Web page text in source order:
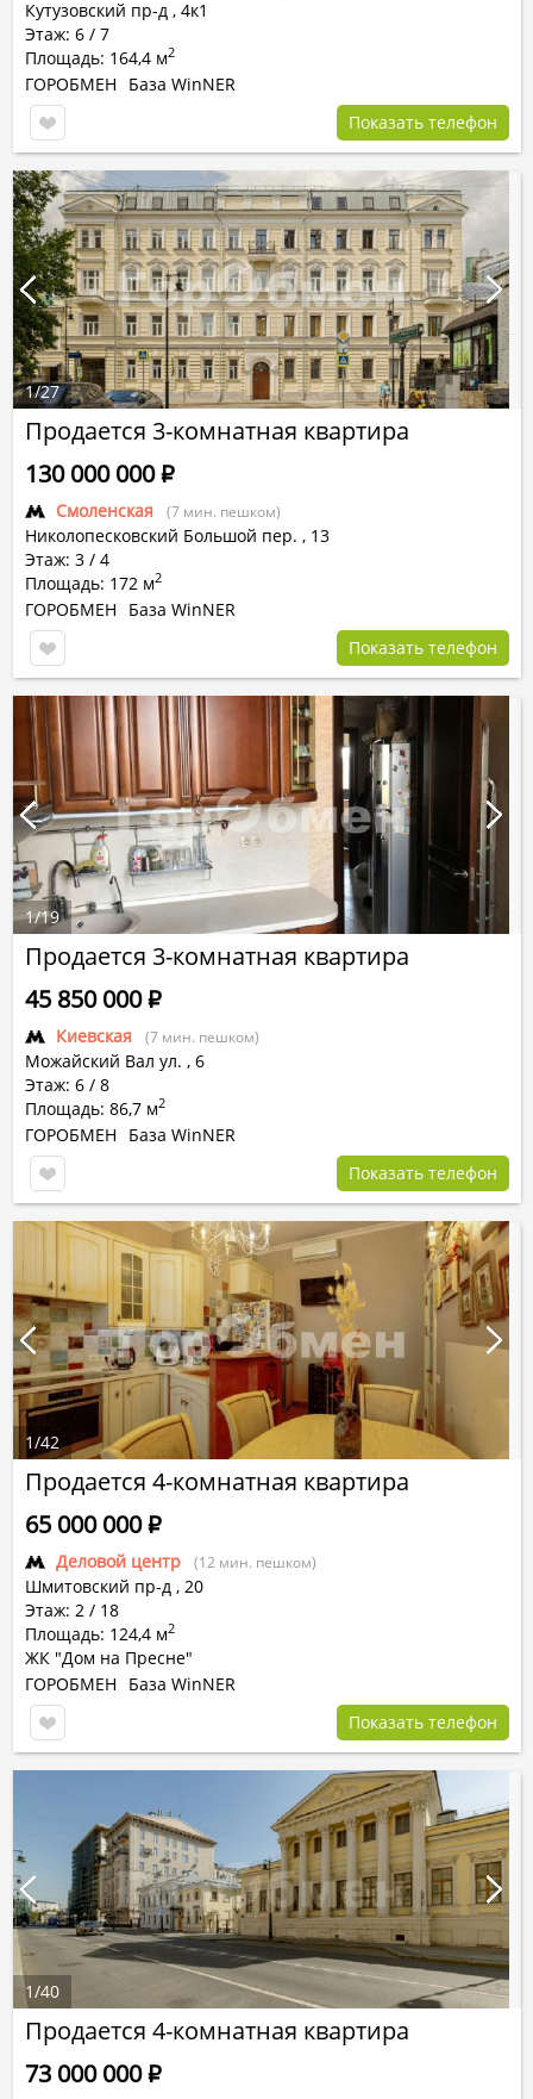
Кутузовский пр-д , 4к1
Этаж: 6 / 7
Площадь: 164,4 м2
ГОРОБМЕН
База WinNER
Показать телефон
Продается 3-комнатная квартира
Смоленская (7 мин. пешком)
Николопесковский Большой пер. , 13
Этаж: 3 / 4
Площадь: 172 м2
130 000 000Р
ГОРОБМЕН
База WinNER
Показать телефон
1/27
Продается 3-комнатная квартира
Киевская (7 мин. пешком)
Можайский Вал ул. , 6
Этаж: 6 / 8
Площадь: 86,7 м2
45 850 000Р
ГОРОБМЕН
База WinNER
Показать телефон
1/19
Продается 4-комнатная квартира
Деловой центр (12 мин. пешком)
Шмитовский пр-д , 20
Этаж: 2 / 18
Площадь: 124,4 м2
ЖК "Дом на Пресне"
65 000 000Р
ГОРОБМЕН
База WinNER
Показать телефон
1/42
Продается 4-комнатная квартира
73 000 000Р
1/40